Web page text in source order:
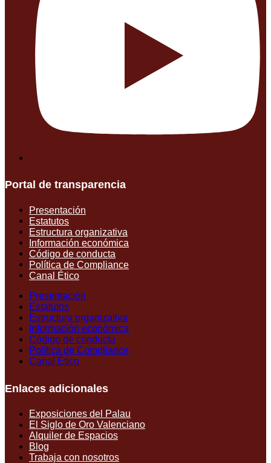
Portal de transparencia
Presentación
Estatutos
Estructura organizativa
Información económica
Código de conducta
Política de Compliance
Canal Ético
Presentación
Estatutos
Estructura organizativa
Información económica
Código de conducta
Política de Compliance
Canal Ético
Enlaces adicionales
Exposiciones del Palau
El Siglo de Oro Valenciano
Alquiler de Espacios
Blog
Trabaja con nosotros